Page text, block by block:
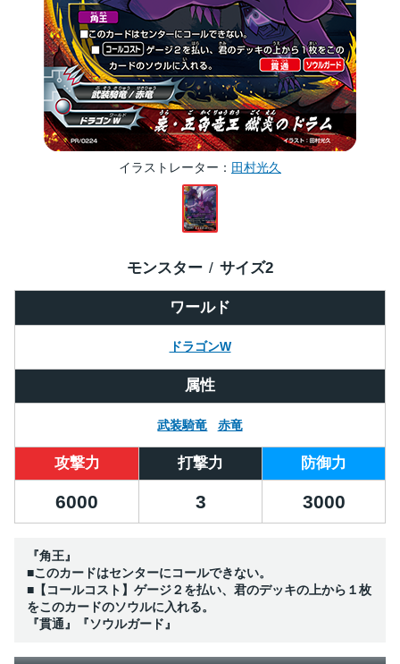
イラストレーター 田村光久
ワールド
ドラゴンW
モンスター サイズ2
属性
武装騎竜 赤竜
攻撃力 打撃力 防御力
6000 3 3000
『角王』
■このカードはセンターにコールできない。
■【コールコスト】ゲージ２を払い、君のデッキの上から１枚
をこのカードのソウルに入れる。
『貫通』『ソウルガード』